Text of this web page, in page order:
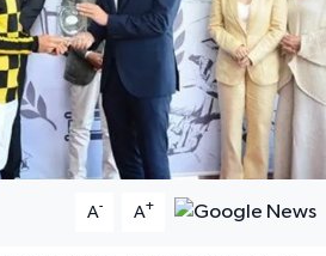
A- A+